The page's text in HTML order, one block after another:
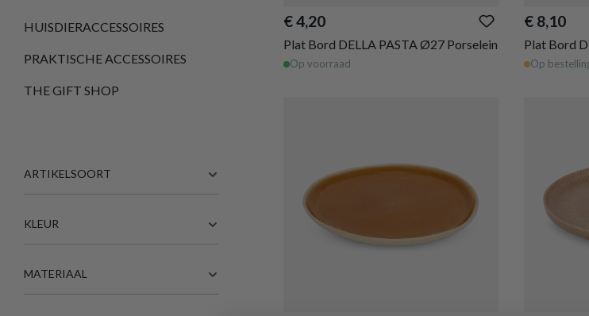
HUISDIERACCESSOIRES
PRAKTISCHE ACCESSOIRES
THE GIFT SHOP
ARTIKELSOORT
KLEUR
MATERIAAL
€ 4,20
Plat Bord DELLA PASTA Ø27 Porselein
Op voorraad
€ 8,10
Plat Bord
Op